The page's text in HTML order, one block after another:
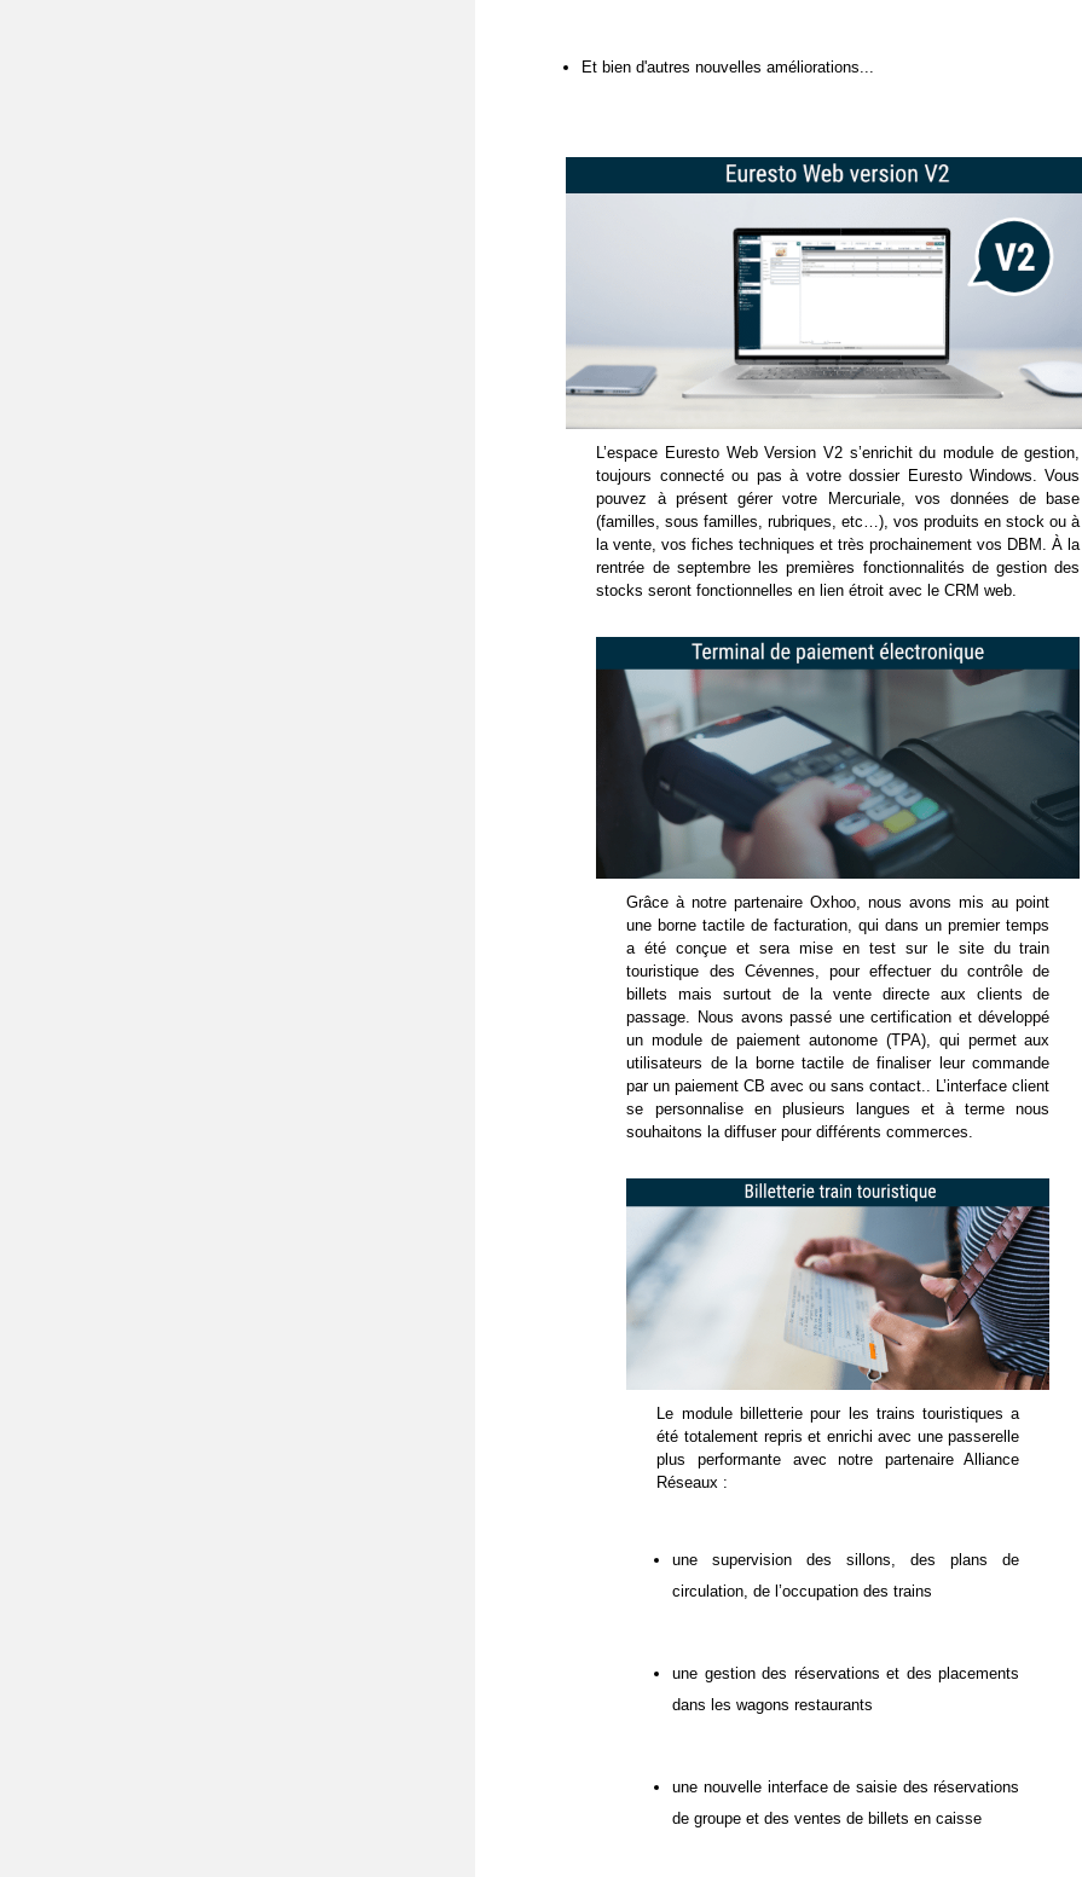
Et bien d'autres nouvelles améliorations...
L’espace Euresto Web Version V2 s’enrichit du module de gestion,
toujours connecté ou pas à votre dossier Euresto Windows. Vous
pouvez à présent gérer votre Mercuriale, vos données de base
(familles, sous familles, rubriques, etc…), vos produits en stock ou à
la vente, vos fiches techniques et très prochainement vos DBM. À la
rentrée de septembre les premières fonctionnalités de gestion des
stocks seront fonctionnelles en lien étroit avec le CRM web.
Grâce à notre partenaire Oxhoo, nous avons mis au point
une borne tactile de facturation, qui dans un premier temps
a été conçue et sera mise en test sur le site du train
touristique des Cévennes, pour effectuer du contrôle de
billets mais surtout de la vente directe aux clients de
passage. Nous avons passé une certification et développé
un module de paiement autonome (TPA), qui permet aux
utilisateurs de la borne tactile de finaliser leur commande
par un paiement CB avec ou sans contact.. L’interface client
se personnalise en plusieurs langues et à terme nous
souhaitons la diffuser pour différents commerces.
Le module billetterie pour les trains touristiques a
été totalement repris et enrichi avec une passerelle
plus performante avec notre partenaire Alliance
Réseaux :
une supervision des sillons, des plans de
circulation, de l’occupation des trains
une gestion des réservations et des placements
dans les wagons restaurants
une nouvelle interface de saisie des réservations
de groupe et des ventes de billets en caisse